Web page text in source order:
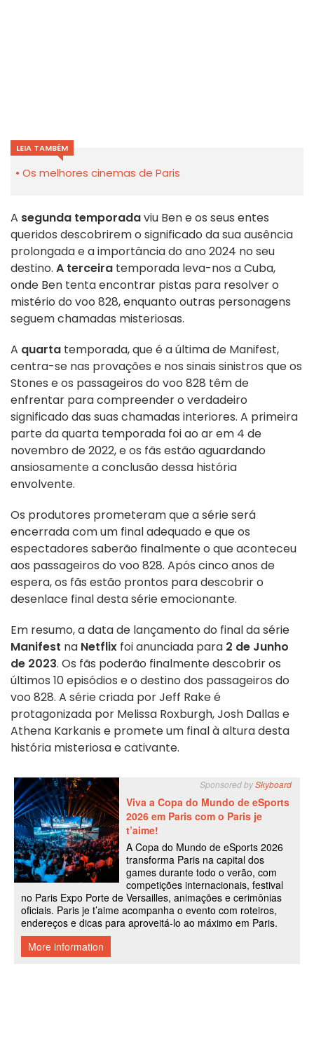
LEIA TAMBÉM
Os melhores cinemas de Paris
A segunda temporadaviu Ben e os seus entes
queridos descobrirem o significado da sua ausência
prolongada e a importância do ano 2024 no seu
destino. A terceira temporada leva-nos a Cuba,
onde Ben tenta encontrar pistas para resolver o
mistério do voo 828, enquanto outras personagens
seguem chamadas misteriosas.
A quarta temporada, que é a última de Manifest,
centra-se nas provações e nos sinais sinistros que os
Stones e os passageiros do voo 828 têm de
enfrentar para compreender o verdadeiro
significado das suas chamadas interiores. A primeira
parte da quarta temporada foi ao ar em 4 de
novembro de 2022, e os fãs estão aguardando
ansiosamente a conclusão dessa história
envolvente.
Os produtores prometeram que a série será
encerrada com um final adequado e que os
espectadores saberão finalmente o que aconteceu
aos passageiros do voo 828. Após cinco anos de
espera, os fãs estão prontos para descobrir o
desenlace final desta série emocionante.
Em resumo, a data de lançamento do final da série
Manifest na Netflix foi anunciada para 2 de Junho
de 2023. Os fãs poderão finalmente descobrir os
últimos 10 episódios e o destino dos passageiros do
voo 828. A série criada por Jeff Rake é
protagonizada por Melissa Roxburgh, Josh Dallas e
Athena Karkanis e promete um final à altura desta
história misteriosa e cativante.